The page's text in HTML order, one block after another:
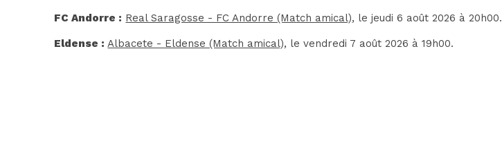
FC Andorre : Real Saragosse - FC Andorre (Match amical), le jeudi 6 août 2026 à 20h00.
Eldense : Albacete - Eldense (Match amical), le vendredi 7 août 2026 à 19h00.